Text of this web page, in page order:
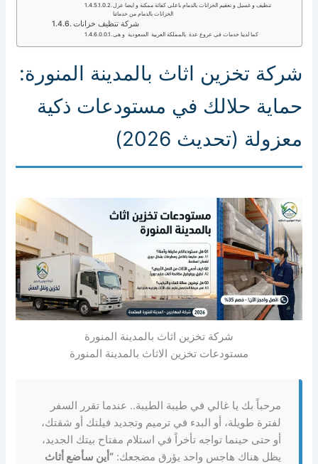
تنظيف و غسيل و تعقيم الخزانات بالدمام باعلى كفائة ممكنة و ايضا عزل
الخزانات بالدمام من خدماتنا
شركة تنظيف خزانات
كما لدينا خدمات فى عروع عدة بالمملكة العربية السعودية و هى
شركة تخزين اثاث بالمدينة المنورة:
حماية حلالك في مستودعات ذكية
معزولة (تحديث 2026)
شركة تخزين اثاث بالمدينة المنورة
مستودعات تخزين الاثاث بالمدينة المنورة
مرحباً بك يا غالي في طيبة الطيبة.. عندما تقرر السفر
لفترة طويلة، أو البدء في ترميم وتجديد فيلتك أو شقتك،
أو حتى حينما تواجه تأخراً في استلام مفتاح بيتك الجديد،
يظل هناك هاجس واحد يؤرق مضجعك:“أين سأضع أثاث